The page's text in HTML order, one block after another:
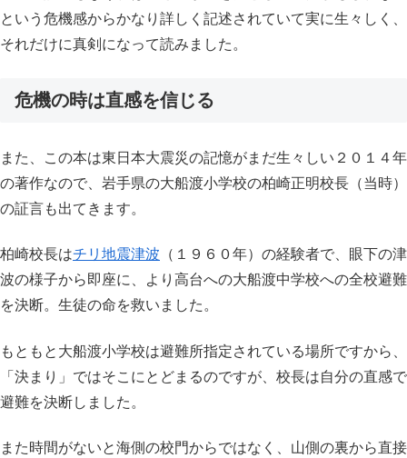
という危機感からかなり詳しく記述されていて実に生々しく、
それだけに真剣になって読みました。
危機の時は直感を信じる
また、この本は東日本大震災の記憶がまだ生々しい２０１４年
の著作なので、岩手県の大船渡小学校の柏崎正明校長（当時）
の証言も出てきます。
柏崎校長はチリ地震津波 （１９６０年）の経験者で、眼下の津
波の様子から即座に、より高台への大船渡中学校への全校避難
を決断。生徒の命を救いました。
もともと大船渡小学校は避難所指定されている場所ですから、
「決まり」ではそこにとどまるのですが、校長は自分の直感で
避難を決断しました。
また時間がないと海側の校門からではなく、山側の裏から直接